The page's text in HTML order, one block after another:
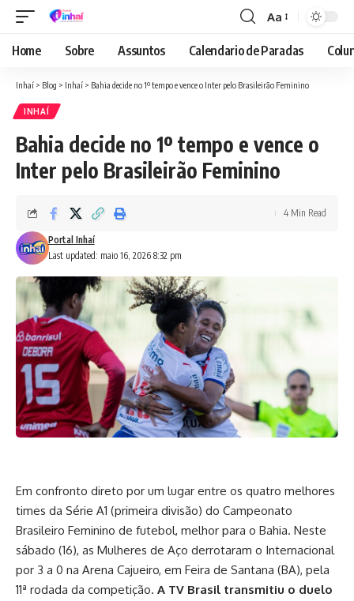
Font
Resizer
Aa
Home Sobre Assuntos Calendario de Paradas
Inhaí > Blog > Inhaí > Bahia decide no 1º tempo e vence o Inter pelo Brasileirão Feminino
INHAÍ
Bahia decide no 1º tempo e vence o
Inter pelo Brasileirão Feminino
Last updated: maio 16, 2026 8:32 pm
Portal Inhaí
4 Min Read
Em confronto direto por um lugar entre os quatro melhores
times da Série A1 (primeira divisão) do Campeonato
Brasileiro Feminino de futebol, melhor para o Bahia. Neste
sábado (16), as Mulheres de Aço derrotaram o Internacional
por 3 a 0 na Arena Cajueiro, em Feira de Santana (BA), pela
11ª rodada da competição. A TV Brasil transmitiu o duelo